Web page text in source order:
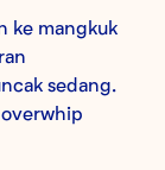
ke mangkuk
sedang.